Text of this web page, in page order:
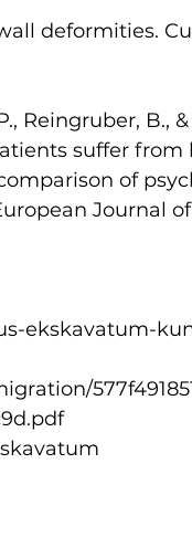
deformities.
Reingruber, B., &
suffer from
of
Journal
ekskavatum-